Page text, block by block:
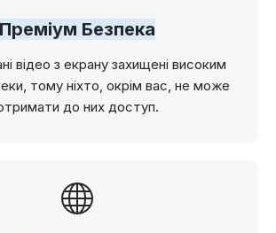
Преміум Безпека
відео з екрану захищені високим
тому ніхто, окрім вас, не може
до них доступ.